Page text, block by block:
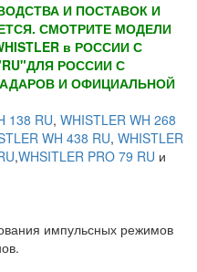
И ПОСТАВОК И
СМОТРИТЕ МОДЕЛИ
в РОССИИ С
ДЛЯ РОССИИ С
И ОФИЦИАЛЬНОЙ
138 RU, WHISTLER WH 268
WH 438 RU, WHISTLER
,WHSITLER PRO 79 RU и
импульсных режимов